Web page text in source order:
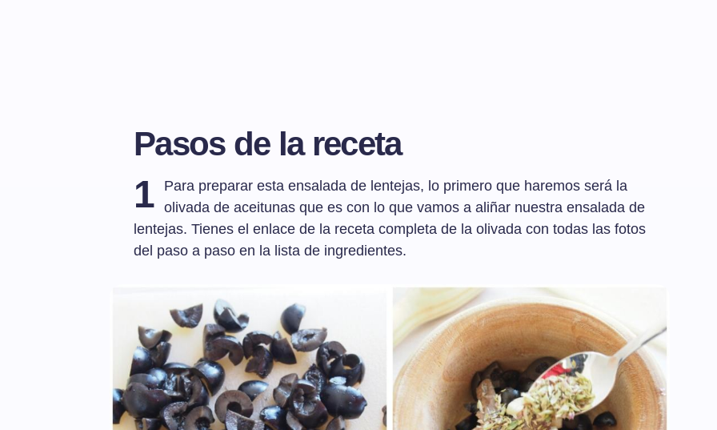
Pasos de la receta
1
Para preparar esta ensalada de lentejas, lo primero que haremos será la
olivada de aceitunas que es con lo que vamos a aliñar nuestra ensalada de
lentejas. Tienes el enlace de la receta completa de la olivada con todas las fotos
del paso a paso en la lista de ingredientes.